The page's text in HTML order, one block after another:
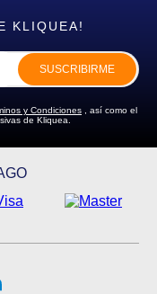
KLIQUEA!
SUSCRIBIRME
y Condiciones , así como el
de Kliquea.